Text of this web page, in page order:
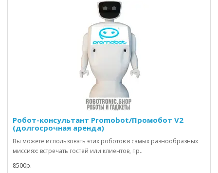
Робот-консультант Promobot/Промобот V2
(долгосрочная аренда)
Вы можете использовать этих роботов в самых разнообразных
миссиях: встречать гостей или клиентов, пр..
8500р.